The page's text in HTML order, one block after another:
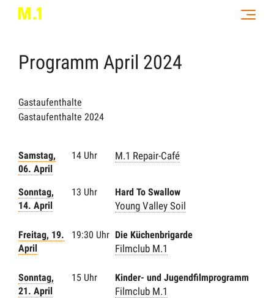
Programm April 2024
Gastaufenthalte
Gastaufenthalte 2024
Samstag,
06. April
14 Uhr M.1 Repair-Café
Sonntag,
14. April
13 Uhr Hard To Swallow
Young Valley Soil
Freitag, 19.
April
19:30 Uhr Die Küchenbrigarde
Filmclub M.1
Sonntag,
21. April
15 Uhr Kinder- und Jugendfilmprogramm
Filmclub M.1